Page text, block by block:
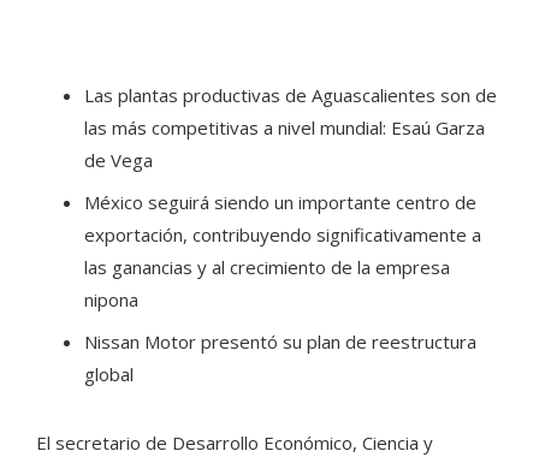
Las plantas productivas de Aguascalientes son de
las más competitivas a nivel mundial: Esaú Garza
de Vega
México seguirá siendo un importante centro de
exportación, contribuyendo significativamente a
las ganancias y al crecimiento de la empresa
nipona
Nissan Motor presentó su plan de reestructura
global
El secretario de Desarrollo Económico, Ciencia y